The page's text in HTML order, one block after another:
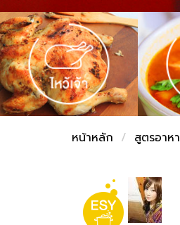
หน้าหลัก สูตรอาห